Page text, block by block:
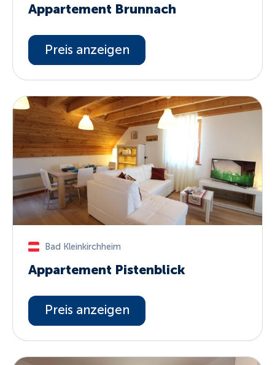
Appartement Brunnach
Preis anzeigen
Bad Kleinkirchheim
Appartement Pistenblick
Preis anzeigen